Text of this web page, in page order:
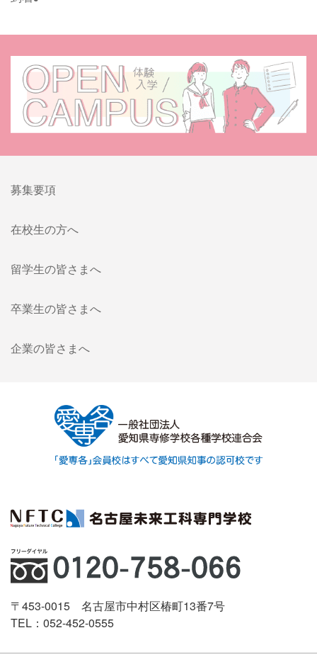
募集要項
在校生の方へ
留学生の皆さまへ
卒業生の皆さまへ
企業の皆さまへ
〒453-0015 名古屋市中村区椿町13番7号
TEL：052-452-0555